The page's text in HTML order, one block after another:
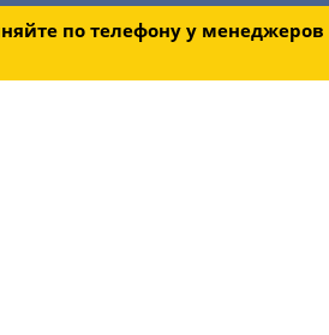
по телефону у менеджеров